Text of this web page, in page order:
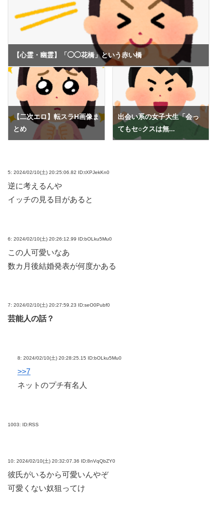
【心霊・幽霊】「◯◯花橋」という赤い橋
【二次エロ】転スラH画像ま
とめ
出会い系の女子大生「会っ
てもセ○クスは無...
5: 2024/02/10(土) 20:25:06.82 ID:tXPJekKn0
逆に考えるんや
イッチの見る目があると
6: 2024/02/10(土) 20:26:12.99 ID:bOLku5Mu0
この人可愛いなあ
数カ月後結婚発表が何度かある
7: 2024/02/10(土) 20:27:59.23 ID:seO0Pubf0
芸能人の話？
8: 2024/02/10(土) 20:28:25.15 ID:bOLku5Mu0
>>7
ネットのプチ有名人
1003: ID:RSS
10: 2024/02/10(土) 20:32:07.36 ID:8nVqQbZY0
彼氏がいるから可愛いんやぞ
可愛くない奴狙ってけ